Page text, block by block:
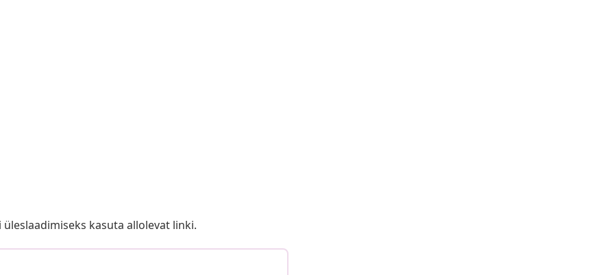
kasuta allolevat linki.